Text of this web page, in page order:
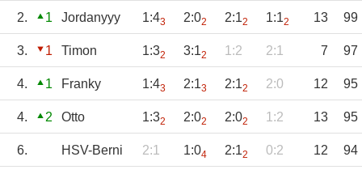
2. 1 Jordanyyy 1:43 2:02 2:12 1:12 13 99
3. 1 Timon 1:32 3:12 1:2 2:1 7 97
4. 1 Franky 1:43 2:13 2:12 2:0 12 95
4. 2 Otto 1:32 2:02 2:02 1:2 13 95
6. HSV-Berni 2:1 1:04 2:12 0:2 12 94